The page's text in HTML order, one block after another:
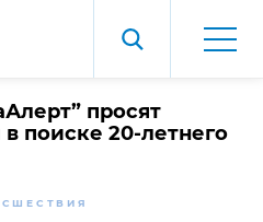
просят
поиске 20-летнего